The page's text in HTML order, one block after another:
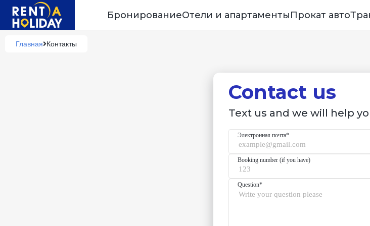
БронированиеОтели и апартаментыПрокат авто
Главная Контакты
Contact us
Text us and we will help
Электронная почта*
Booking number (if you have)
Question*